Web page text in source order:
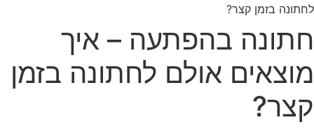
לחתונה בזמן קצר?
חתונה בהפתעה – איך
מוצאים אולם לחתונה בזמן
קצר?